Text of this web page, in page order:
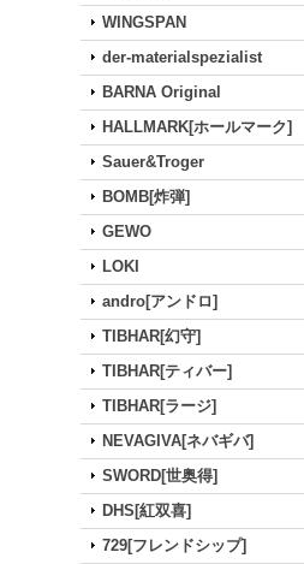
WINGSPAN
der-materialspezialist
BARNA Original
HALLMARK[ホールマーク]
Sauer&Troger
BOMB[炸弾]
GEWO
LOKI
andro[アンドロ]
TIBHAR[幻守]
TIBHAR[ティバー]
TIBHAR[ラージ]
NEVAGIVA[ネバギバ]
SWORD[世奥得]
DHS[紅双喜]
729[フレンドシップ]